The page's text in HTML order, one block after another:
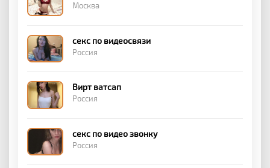
Москва
секс по видеосвязи
Россия
Вирт ватсап
Россия
секс по видео звонку
Россия